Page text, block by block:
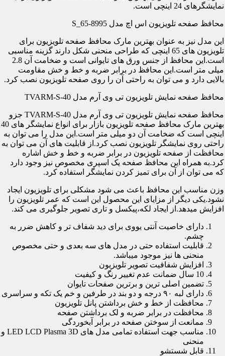
نمایشگرهای 24 اینچی است.
محافظ صفحه تلویزیون اس اچ مدل S_65-8995
این مدل نیز به عنوان بهترین مارک محافظ صفحه تلویزیون برای
تلویزیون های 65 اینچی که طراحی منحنی شکل دارند گزینه مناسبی
است.این محافظ از جنس ورق های تایوانی است و ضخامت آن 2.8
میلی متر است.این محافظ در برابر ضربه و خط و خش مقاومت
بالایی دارد و می توان به راحتی آن را روی صفحه تلویزیون نصب کرد.
محافظ صفحه نمایش تلویزیون تی وی آرم مدل TVARM-S-40
محافظ صفحه نمایش تلویزیون تی وی آرم مدل TVARM-S-40 جزو
بهترین مارک محافظ صفحه تلویزیون بازار برای انواع نمایشگر های 40
اینچی است که ضخامت آن دو میلی متر است.این مدل را می توان به
راحتی روی نمایشگر تلویزیون نصب کرد.از قابلیت های آن می توان به
محافظت از صفحه تلویزیون در برابر ضربه و خط و خش اشاره
کرد.به همراه این محافظ صفحه یک اسپری مخصوص نیز وجود دارد
که می توان از آن برای تمیز کردن نمایشگر استفاده کرد.
وزن مناسب این محافظ باعث می شود مشکلی برای تلویزیون ایجاد
نشود.یکی دیگر از مزایای این محصول این است که عمر تلویزیون را
افزایش میدهد.از ایجاد لکه،پیکسل و تاری تصویر جلوگیری می کند.
دارای خاصیت آنتی یووی برای دید شفاف تر و کاهش ضرر به
چشم.
قابلیت استفاده حتی در مدل های سه بعدی و حتی مخصوص
منحنی ها نیز موجود میباشد.
افزایش شفافیت تصویر تلویزیون
10 سال ضمانت عدم تغییر رنگ و کیفیت
تضمین اصلی ترین و برترین صفحات تایوان
دارای لبه ۹۰ درجه و دو بند در طرفین و خم یک تکه و سراسری
محافظت از خط و خش برداشتن پانل تلویزیون
محافظت در برابر ضربه و لک برداشتن صفحه
ممانعت از سوختن صفحه در برابر آبخوردگی
مناسب جهت استفاده تمامی مدل های LED LCD Plasma 3D و
منحنی
قابل شستشو